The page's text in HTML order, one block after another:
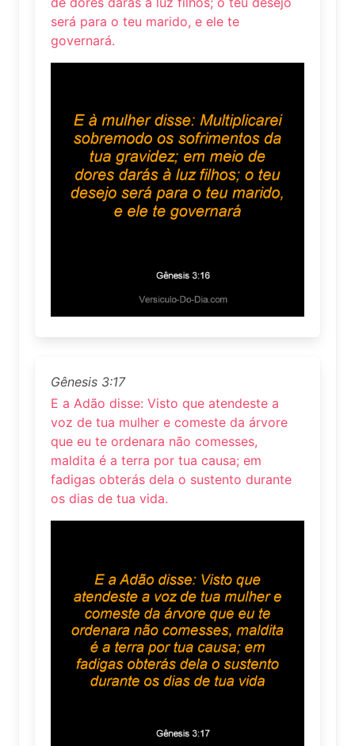
será para o teu marido, e ele te
governará.
Gênesis 3:17
E a Adão disse: Visto que atendeste a
voz de tua mulher e comeste da árvore
que eu te ordenara não comesses,
maldita é a terra por tua causa; em
fadigas obterás dela o sustento durante
os dias de tua vida.